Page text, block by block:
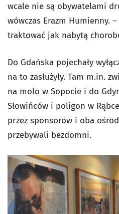
wcale nie są obywatelami
wówczas Erazm Humienny.
traktować jak nabytą
Do Gdańska pojechały
na to zasłużyły. Tam m.in.
na molo w Sopocie i do
Słowińców i poligon w
przez sponsorów i oba
przebywali bezdomni.